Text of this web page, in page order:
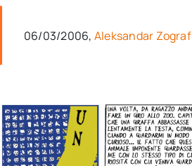
per:
Newsletter
06/03/2006, Aleksandar Zograf